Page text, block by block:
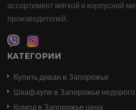
ассортимент мягкой и корпусной
производителей.
КАТЕГОРИИ
Купить диван в Запорожье
Шкаф купе в Запорожье недорого
Комод в Запорожье цена